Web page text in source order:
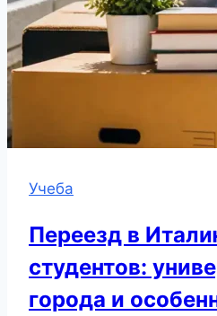
Учеба
Переезд в
студентов:
города и